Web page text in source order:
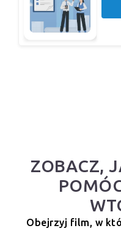
ZOBACZ,
Obejrzyj film, w